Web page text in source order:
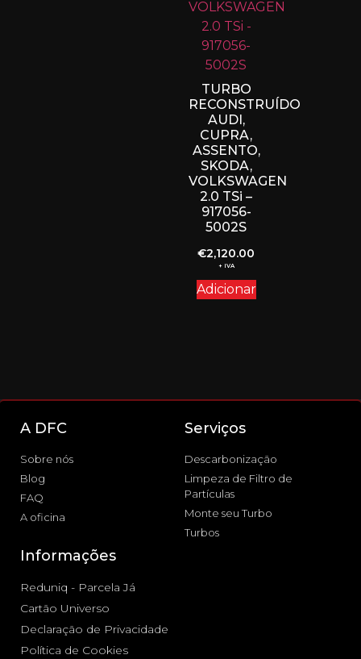
TURBO
RECONSTRUÍDO
AUDI,
CUPRA,
ASSENTO,
SKODA,
VOLKSWAGEN
2.0 TSi –
917056-
5002S
€2,120.00
+ IVA
Adicionar
A DFC
Sobre nós
Blog
FAQ
A oficina
Serviços
Descarbonização
Limpeza de Filtro de
Partículas
Monte seu Turbo
Turbos
Informações
Reduniq - Parcela Já
Cartão Universo
Declaração de Privacidade
Política de Cookies